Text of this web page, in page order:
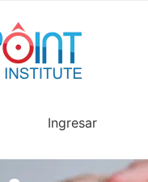
Ingresar